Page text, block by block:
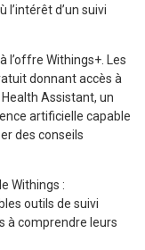
l’intérêt d’un suivi
l’offre Withings+. Les
donnant accès à
Assistant, un
artificielle capable
des conseils
Withings :
outils de suivi
à comprendre leurs